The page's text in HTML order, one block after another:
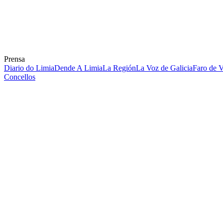
Prensa
Diario do LimiaDende A LimiaLa RegiónLa Voz de GaliciaFaro de
Concellos